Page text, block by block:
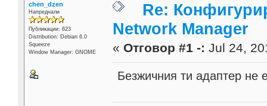
chen_dzen
Напреднали
Публикации: 623
Distribution: Debian 6.0
Squeeze
Window Manager: GNOME
Re:
Network Manager
« Отговор #1 -: Jul 24,
Безжичния ти адаптер